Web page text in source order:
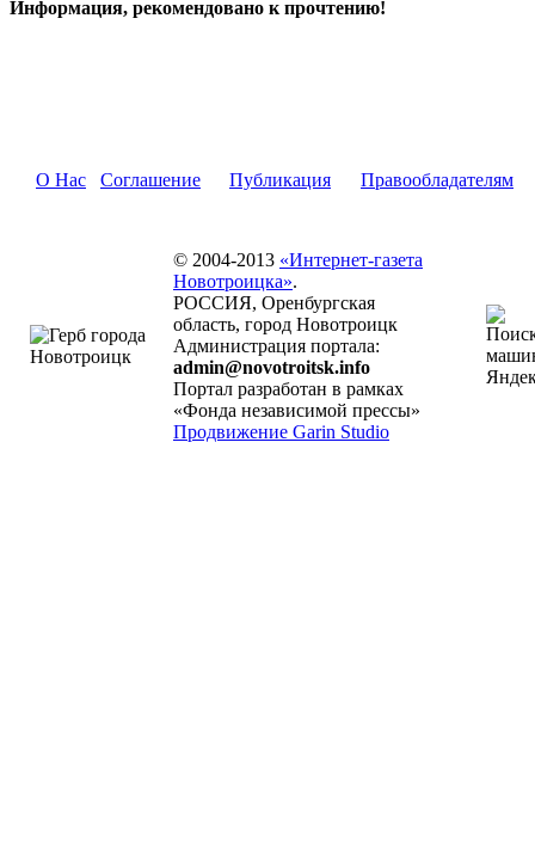
Информация, рекомендовано к прочтению!
О Нас Соглашение Публикация Правообладателям
© 2004-2013 «Интернет-газета
Новотроицка».
РОССИЯ, Оренбургская
область, город Новотроицк
Администрация портала:
admin@novotroitsk.info
Портал разработан в рамках
«Фонда независимой прессы»
Продвижение Garin Studio